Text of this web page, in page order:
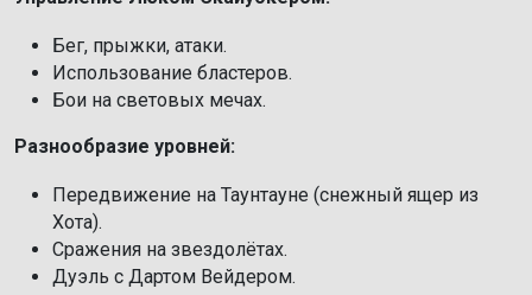
Бег, прыжки, атаки.
Использование бластеров.
Бои на световых мечах.
Разнообразие уровней:
Передвижение на Таунтауне (снежный ящер из
Хота).
Сражения на звездолётах.
Дуэль с Дартом Вейдером.